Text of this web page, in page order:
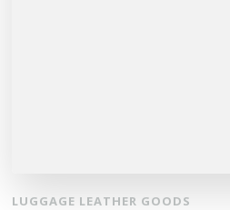
LUGGAGE LEATHER GOODS